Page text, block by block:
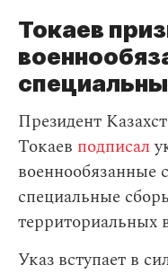
Токаев
Президент
Токаев подписал
специальные
территориальных
Указ вступает в